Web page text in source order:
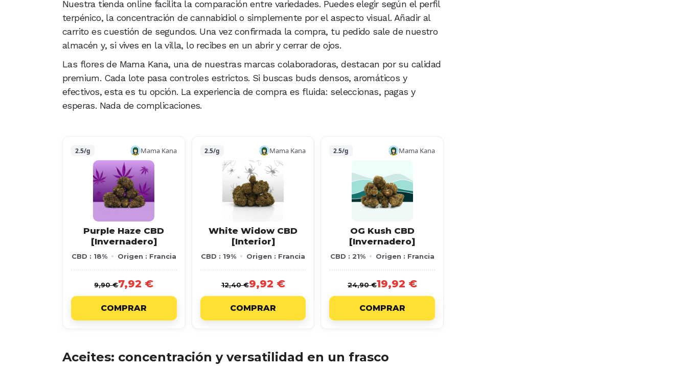
Nuestra tienda online facilita la comparación entre variedades. Puedes elegir según el perfil
terpénico, la concentración de cannabidiol o simplemente por el aspecto visual. Añadir al
carrito es cuestión de segundos. Una vez confirmada la compra, tu pedido sale de nuestro
almacén y, si vives en la villa, lo recibes en un abrir y cerrar de ojos.
Las flores de Mama Kana, una de nuestras marcas colaboradoras, destacan por su calidad
premium. Cada lote pasa controles estrictos. Si buscas buds densos, aromáticos y
efectivos, esta es tu opción. La experiencia de compra es fluida: seleccionas, pagas y
esperas. Nada de complicaciones.
2.5/g Mama Kana
Purple Haze CBD
[Invernadero]
CBD : 18% Origen : Francia
9,90 €7,92 €
COMPRAR
2.5/g Mama Kana
White Widow CBD
[Interior]
CBD : 19% Origen : Francia
12,40 €9,92 €
COMPRAR
2.5/g Mama Kana
OG Kush CBD
[Invernadero]
CBD : 21% Origen : Francia
24,90 €19,92 €
COMPRAR
Aceites: concentración y versatilidad en un frasco